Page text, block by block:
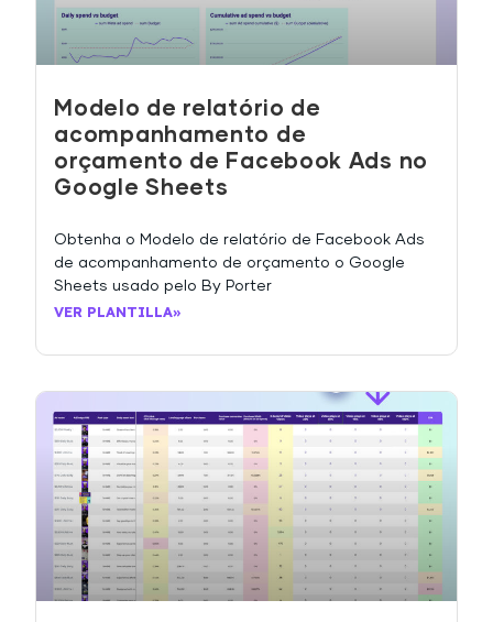
Modelo de relatório de
acompanhamento de
orçamento de Facebook Ads no
Google Sheets
Obtenha o Modelo de relatório de Facebook Ads
de acompanhamento de orçamento o Google
Sheets usado pelo By Porter
VER PLANTILLA»